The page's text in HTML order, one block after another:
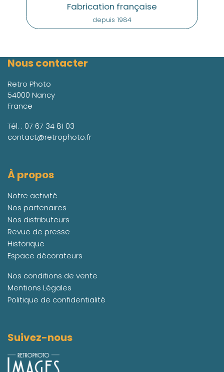
Fabrication française
depuis 1984
Nous contacter
Retro Photo
54000 Nancy
France
Tél. : 07 67 34 81 03
contact@retrophoto.fr
À propos
Notre activité
Nos partenaires
Nos distributeurs
Revue de presse
Historique
Espace décorateurs
Nos conditions de vente
Mentions Légales
Politique de confidentialité
Suivez-nous